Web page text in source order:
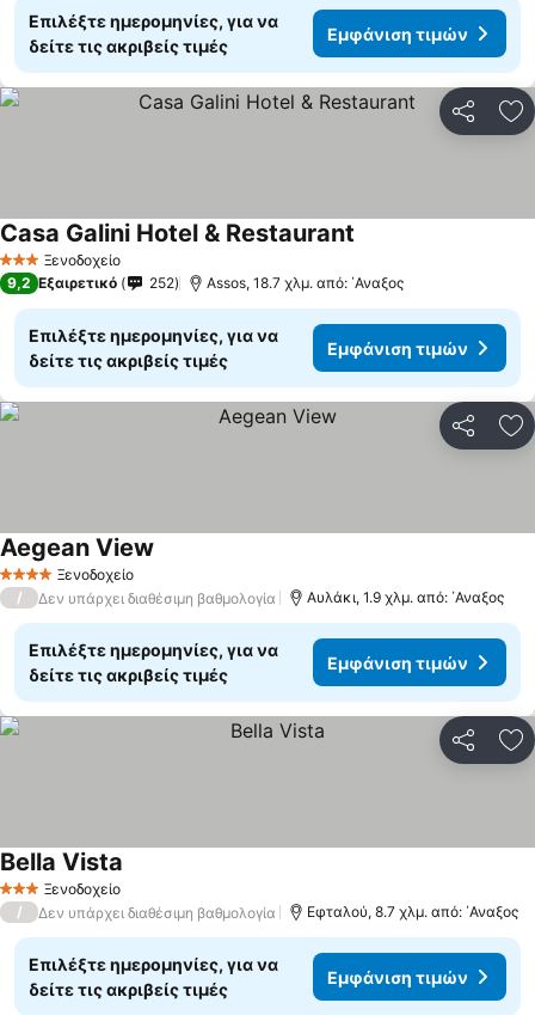
Επιλέξτε ημερομηνίες, για να
δείτε τις ακριβείς τιμές
Εμφάνιση τιμών
3 ΑστέριαΞενοδοχείο
Casa Galini Hotel & Restaurant
9,2 Εξαιρετικό 252 Assos, 18.7 χλμ. από: ΄Αναξος
Επιλέξτε ημερομηνίες, για να
δείτε τις ακριβείς τιμές
Εμφάνιση τιμών
4 ΑστέριαΞενοδοχείο
Aegean View
/ Δεν υπάρχει διαθέσιμη βαθμολογία Αυλάκι, 1.9 χλμ. από: ΄Αναξος
Επιλέξτε ημερομηνίες, για να
δείτε τις ακριβείς τιμές
Εμφάνιση τιμών
3 ΑστέριαΞενοδοχείο
Bella Vista
/ Δεν υπάρχει διαθέσιμη βαθμολογία Εφταλού, 8.7 χλμ. από: ΄Αναξος
Επιλέξτε ημερομηνίες, για να
δείτε τις ακριβείς τιμές
Εμφάνιση τιμών